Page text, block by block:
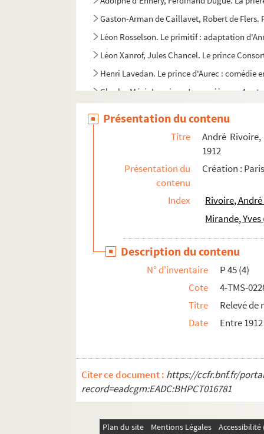
Gaston-Arman de Caillavet, Robert de Flers.
Léon Rosselson. Le primitif : adaptation
Léon Xanrof, Jules Chancel. Le prince
Henri Lavedan. Le prince d'Aurec : comédie
Charles Méré. Le prince Jean : pièce en 4
Mme de La Fayette. La princesse de Clèves
Alexandre Dumas fils. La princesse Georges
Jean-Jacques Bernard. Le printemps des
Sacha Guitry. La prise de Berg-op-Zoom :
Édouard Bourdet. La prisonnière : pièce en 3
Francis Carco. Prisons de femmes : pièce
Albin Valabrègue, Maurice Hennequin. Un
Bayard Veiller. Le procès de Mary Dugan :
Maurice Rostand. Le procès d'Oscar Wilde :
Henry de Gorsse, Louis Forest. Le procureur
Régis Gignoux. Le prof' d'anglais : comédie
Lucienne Favre. Prosper : pièce en 3 actes et
Ivan Tourgueniev. La provinciale. Traduction
Willy et Andrée Cocotte. P'stt ! : vaudeville
Présentation du contenu
Titre
André
1912
Présentation du
contenu
Création :
Index
Rivoire,
Mirande, Yves
Description du contenu
N° d'inventaire
P 45 (4)
Cote
4-TMS-
Titre
Relevé de
Date
Entre
Citer ce document : https://ccfr.bnf.fr/
record=eadcgm:EADC:BHPCT016781
Plan du site Mentions Légales